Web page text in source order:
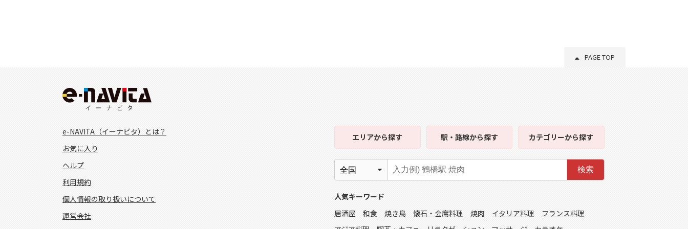
PAGE TOP
e-NAVITA（イーナビタ）とは？
お気に入り
ヘルプ
利用規約
個人情報の取り扱いについて
運営会社
エリアから探す 駅・路線から探す カテゴリーから探す
検索
人気キーワード
居酒屋
和食 焼き鳥 懐石・会席料理 焼肉 イタリア料理
フランス料理